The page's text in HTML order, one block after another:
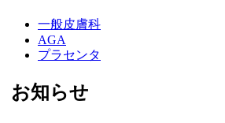
一般皮膚科
AGA
プラセンタ
お知らせ